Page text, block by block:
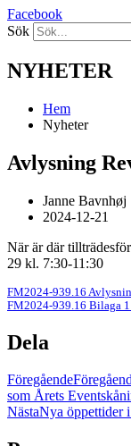
Facebook
Sök
NYHETER
Hem
Nyheter
Avlysning
Janne Bavnhøj
2024-12-21
När är där
29 kl. 7:30-11:30
FM2024-939.16
FM2024-939.16 Bilaga
Dela
Föregående
som Årets
NästaNya öppettider